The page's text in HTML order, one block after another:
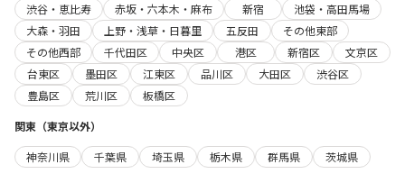
渋谷・恵比寿
赤坂・六本木・麻布 新宿
池袋・高田馬場
大森・羽田
上野・浅草・日暮里 五反田
その他東部
その他西部
千代田区 中央区 港区 新宿区
文京区
台東区
墨田区 江東区 品川区 大田区
渋谷区
豊島区
荒川区
板橋区
関東（東京以外）
神奈川県
千葉県 埼玉県 栃木県 群馬県
茨城県